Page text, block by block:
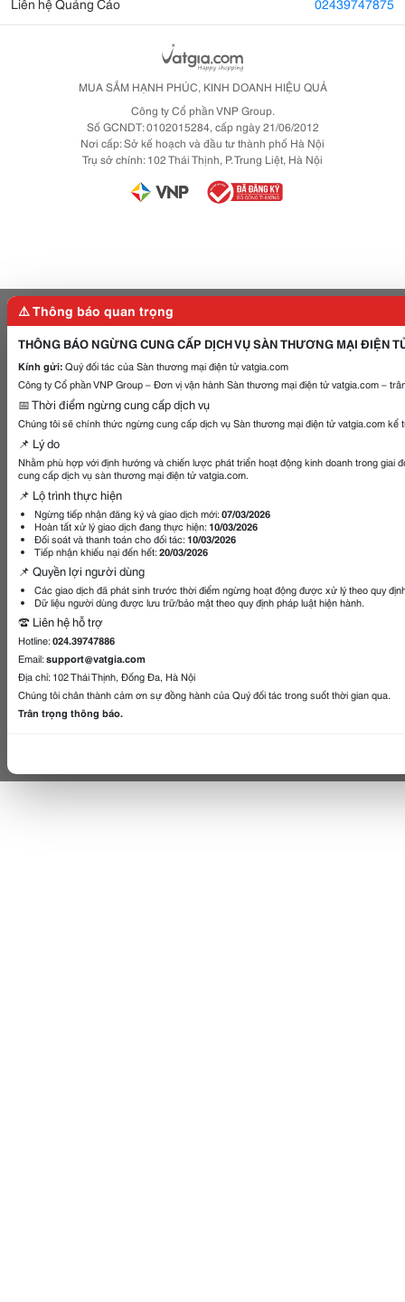
Liên hệ Quảng Cáo 02439747875
MUA SẮM HẠNH PHÚC, KINH DOANH HIỆU QUẢ
Công ty Cổ phần VNP Group.
Số GCNDT: 0102015284, cấp ngày 21/06/2012
Nơi cấp: Sở kế hoạch và đầu tư thành phố Hà Nội
Trụ sở chính: 102 Thái Thịnh, P. Trung Liệt, Hà Nội
⚠️ Thông báo quan trọng
THÔNG BÁO NGỪNG CUNG CẤP DỊCH VỤ SÀN THƯƠNG MẠI ĐIỆN
Kính gửi:Quý đối tác của Sàn thương mại điện tử vatgia.com
Công ty Cổ phần VNP Group – Đơn vị vận hành Sàn thương mại điện tử vatgia.com –
📅 Thời điểm ngừng cung cấp dịch vụ
Chúng tôi sẽ chính thức ngừng cung cấp dịch vụ Sàn thương mại điện tử vatgia.com kể
📌 Lý do
Nhằm phù hợp với định hướng và chiến lược phát triển hoạt động kinh doanh trong giai
cung cấp dịch vụ sàn thương mại điện tử vatgia.com.
📌 Lộ trình thực hiện
Ngừng tiếp nhận đăng ký và giao dịch mới:07/03/2026
Hoàn tất xử lý giao dịch đang thực hiện: 10/03/2026
Đối soát và thanh toán cho đối tác: 10/03/2026
Tiếp nhận khiếu nại đến hết:20/03/2026
📌 Quyền lợi người dùng
Các giao dịch đã phát sinh trước thời điểm ngừng hoạt động được xử lý theo quy
Dữ liệu người dùng được lưu trữ/bảo mật theo quy định pháp luật hiện hành.
☎️ Liên hệ hỗ trợ
Hotline:024.39747886
Email:support@vatgia.com
Địa chỉ: 102 Thái Thịnh, Đống Đa, Hà Nội
Chúng tôi chân thành cảm ơn sự đồng hành của Quý đối tác trong suốt thời gian qua.
Trân trọng thông báo.